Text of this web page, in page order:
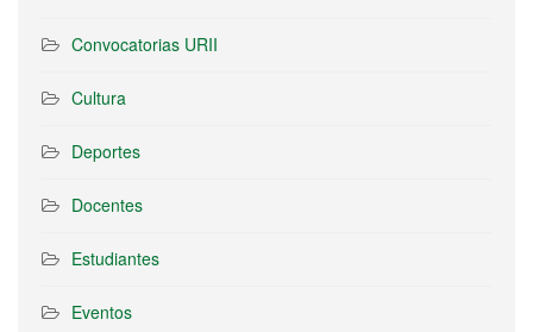
Convocatorias URII
Cultura
Deportes
Docentes
Estudiantes
Eventos